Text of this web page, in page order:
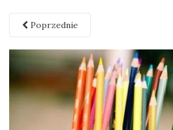
Poprzednie